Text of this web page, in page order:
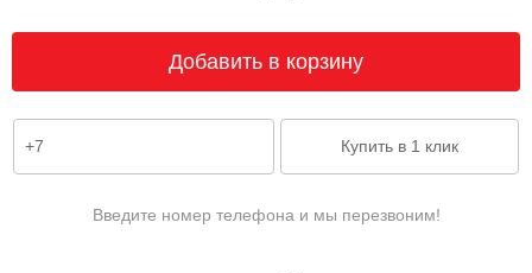
Введите номер телефона и мы перезвоним!